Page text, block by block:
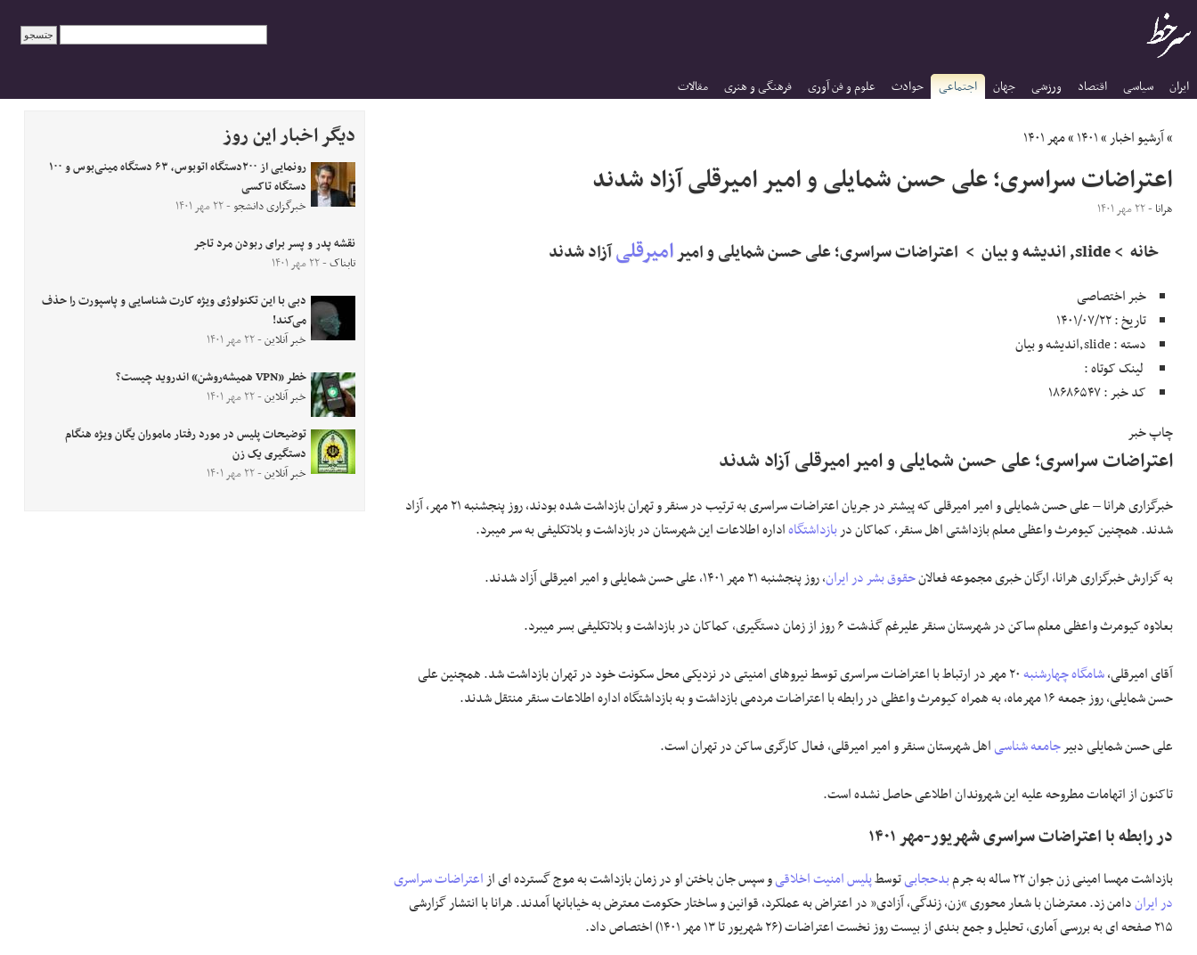
ایران سیاسی اقتصاد ورزشی جهان اجتماعی حوادث علوم و فن آوری فرهنگی و هنری مقالات
»آرشیو اخبار»۱۴۰۱»مهر ۱۴۰۱
اعتراضات سراسری؛ علی حسن شمایلی و امیر امیرقلی آزاد شدند
هرانا - ۲۲ مهر ۱۴۰۱
خانه > slide, اندیشه و بیان > اعتراضات سراسری؛ علی حسن شمایلی و امیر امیرقلیآزاد شدند
خبر اختصاصی
تاریخ : ۱۴۰۱/۰۷/۲۲
دسته : slide,اندیشه و بیان
لینک کوتاه :
کد خبر : ۱۸۶۸۶۵۴۷
چاپ خبر
اعتراضات سراسری؛ علی حسن شمایلی و امیر امیرقلی آزاد شدند
خبرگزاری هرانا – علی حسن شمایلی و امیر امیرقلی که پیشتر در جریان اعتراضات سراسری به ترتیب در سنقر و تهران بازداشت شده بودند، روز پنجشنبه ۲۱ مهر، آزاد
شدند. همچنین کیومرث واعظی معلم بازداشتی اهل سنقر، کماکان دربازداشتگاهاداره اطلاعات این شهرستان در بازداشت و بلاتکلیفی به سر میبرد.
به گزارش خبرگزاری هرانا، ارگان خبری مجموعه فعالانحقوق بشر در ایران، روز پنجشنبه ۲۱ مهر ۱۴۰۱، علی حسن شمایلی و امیر امیرقلی آزاد شدند.
بعلاوه کیومرث واعظی معلم ساکن در شهرستان سنقر علیرغم گذشت ۶ روز از زمان دستگیری، کماکان در بازداشت و بلاتکلیفی بسر میبرد.
آقای امیرقلی،شامگاه چهارشنبه
۲۰ مهر در ارتباط با اعتراضات سراسری توسط نیروهای امنیتی در نزدیکی محل سکونت خود در تهران بازداشت شد. همچنین علی
حسن شمایلی، روز جمعه ۱۶ مهرماه، به همراه کیومرث واعظی در رابطه با اعتراضات مردمی بازداشت و به بازداشتگاه اداره اطلاعات سنقر منتقل شدند.
علی حسن شمایلی دبیرجامعه شناسیاهل شهرستان سنقر و امیر امیرقلی، فعال کارگری ساکن در تهران است.
تاکنون از اتهامات مطروحه علیه این شهروندان اطلاعی حاصل نشده است.
در رابطه با اعتراضات سراسری شهریور-مهر ۱۴۰۱
بازداشت مهسا امینی زن جوان ۲۲ ساله به جرم بدحجابیتوسطپلیس امنیت اخلاقیو سپس جان باختن او در زمان بازداشت به موج گسترده ای ازاعتراضات سراسری
در ایراندامن زد. معترضان با شعار محوری “زن، زندگی، آزادی” در اعتراض به عملکرد، قوانین و ساختار حکومت معترض به خیابانها آمدند. هرانا با انتشار گزارشی
۲۱۵ صفحه ای به بررسی آماری، تحلیل و جمع بندی از بیست روز نخست اعتراضات (۲۶ شهریور تا ۱۳ مهر ۱۴۰۱) اختصاص داد.
دیگر اخبار این روز
رونمایی از ۲۰۰دستگاه اتوبوس، ۶۳ دستگاه مینی‌بوس و ۱۰۰
دستگاه تاکسی
خبرگزاری دانشجو- ۲۲ مهر ۱۴۰۱
نقشه پدر و پسر برای ربودن مرد تاجر
تابناک- ۲۲ مهر ۱۴۰۱
دبی با این تکنولوژی ویژه کارت شناسایی و پاسپورت را حذف
می‌کند!
خبر آنلاین- ۲۲ مهر ۱۴۰۱
خطر «VPN همیشه‌روشن» اندروید چیست؟
خبر آنلاین- ۲۲ مهر ۱۴۰۱
توضیحات پلیس در مورد رفتار ماموران یگان ویژه هنگام
دستگیری یک زن
خبر آنلاین- ۲۲ مهر ۱۴۰۱